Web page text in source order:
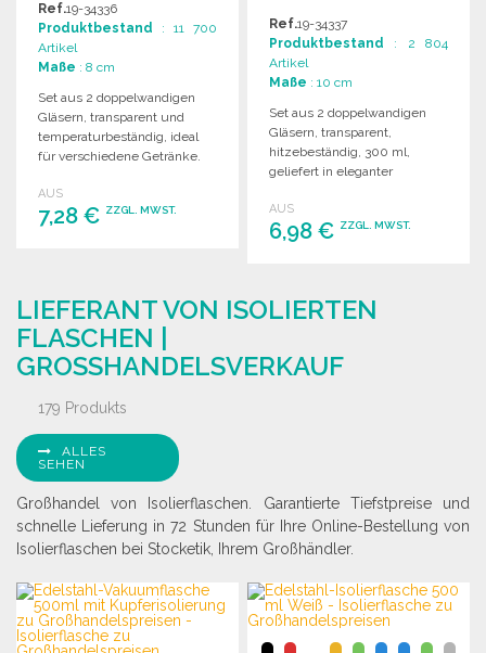
Ref.19-34336
Produktbestand : 11 700
Artikel
Maße : 8 cm
Set aus 2 doppelwandigen
Gläsern, transparent und
temperaturbeständig, ideal
für verschiedene Getränke.
Geschenkbox.
AUS
7,28 € ZZGL. MWST.
Ref.19-34337
Produktbestand : 2 804
Artikel
Maße : 10 cm
Set aus 2 doppelwandigen
Gläsern, transparent,
hitzebeständig, 300 ml,
geliefert in eleganter
Ø8,5 x 10 cm.
AUS
6,98 € ZZGL. MWST.
Angebot anfordern
LIEFERANT VON ISOLIERTEN
FLASCHEN |
GROSSHANDELSVERKAUF
179 Produkts
ALLES
SEHEN
Großhandel von Isolierflaschen. Garantierte Tiefstpreise und
schnelle Lieferung in 72 Stunden für Ihre Online-Bestellung von
Isolierflaschen bei Stocketik, Ihrem Großhändler.